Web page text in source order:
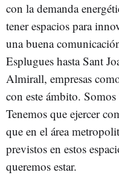
con la demanda
tener espacios para
una buena
Esplugues hasta Sant
Almirall, empresas
con este ámbito. Somos
Tenemos que ejercer
que en el área
previstos en estos
queremos estar.